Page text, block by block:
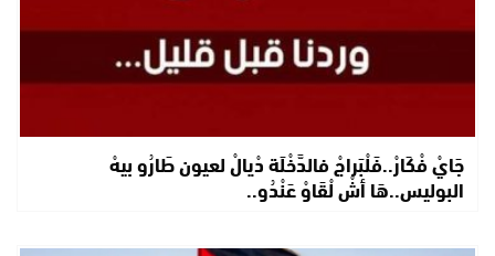
جَايْ فْكَارْ..فَلْبَراجْ فالدَّخْلَة دْيالْ لعيون طَارُو بيهْ
البوليس..هَا أشْ لْقَاوْ عَنْدُو..